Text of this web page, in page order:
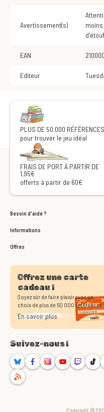
Avertissement(s)
Attention ! Ne convient pas aux enfants de
EAN
Editeur
PLUS DE 50 000 RÉFÉRENCES
pour trouver le jeu idéal
FRAIS DE PORT À PARTIR DE
1,95€
offerts à partir de 60€
Besoin d'aide ?
Informations
Offres
Offrez une carte
cadeau !
Soyez sûr de faire plaisir avec un
choix de plus de 50 000 références
En savoir plus
Suivez-nous !
BlueskyFacebookInstagram
YoutubeTwitchTikTok
RSS
Copyright ©